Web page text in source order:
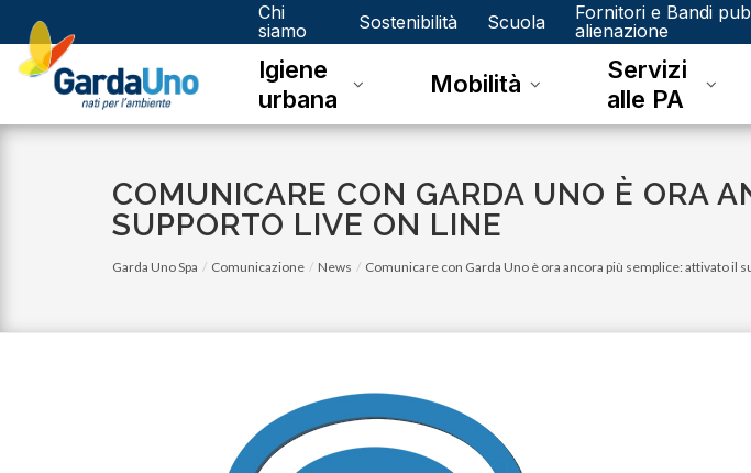
Gardauno
Spa
Chi
siamo
Sostenibilità Scuola
Fornitori e Bandi
alienazione
Igiene
urbana
Mobilità
Servizi
alle PA
COMUNICARE CON GARDA UNO È ORA
SUPPORTO LIVE ON LINE
Garda Uno Spa Comunicazione News Comunicare con Garda Uno è ora ancora più semplice: attivato il